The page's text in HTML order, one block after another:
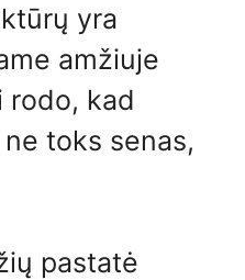
yra
amžiuje
rodo, kad
toks senas,
pastatė